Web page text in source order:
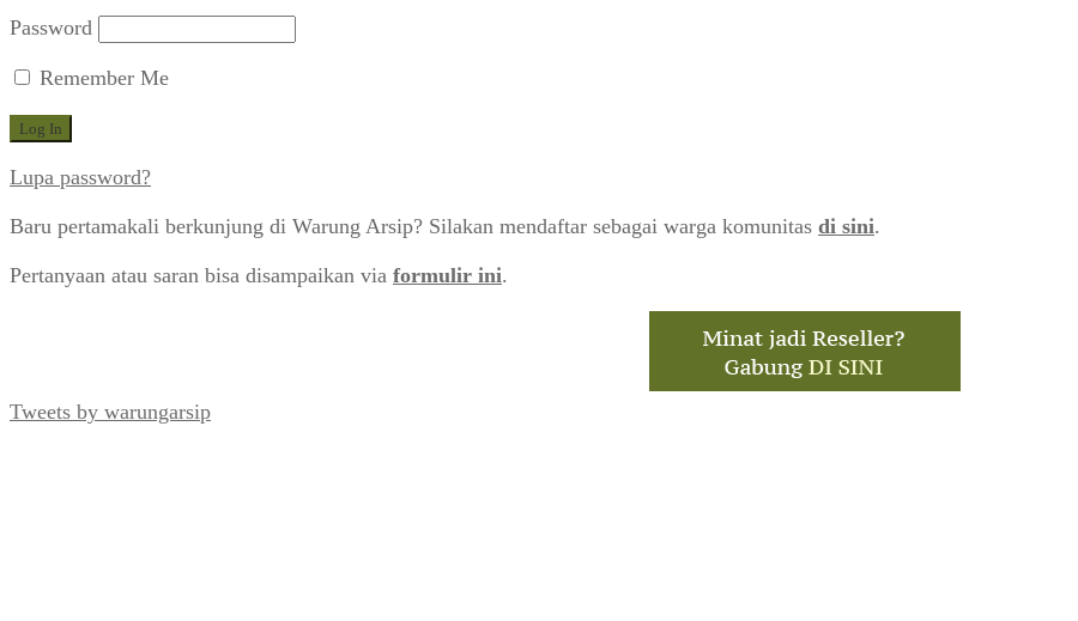
Password
Remember Me
Lupa password?
Baru pertamakali berkunjung di Warung Arsip? Silakan mendaftar sebagai warga komunitas di sini.
Pertanyaan atau saran bisa disampaikan via formulir ini.
Tweets by warungarsip